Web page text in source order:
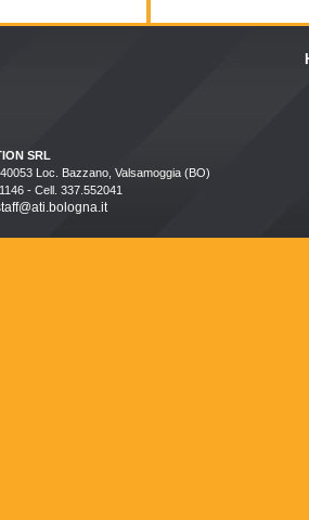
SRL
Loc. Bazzano, Valsamoggia (BO)
- Cell. 337.552041